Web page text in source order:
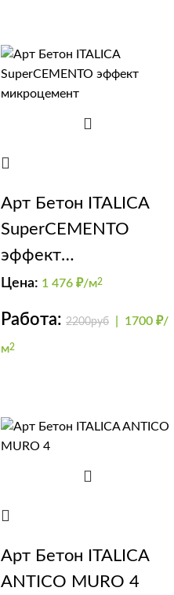
Арт Бетон ITALICA
SuperCEMENTO
эффект
микроцемент
Цена: 1 476 ₽/м2
Работа: 2200руб 1700 ₽/
м2
Арт Бетон ITALICA
ANTICO MURO 4